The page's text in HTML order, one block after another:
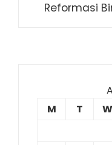
Reformasi
M
T W